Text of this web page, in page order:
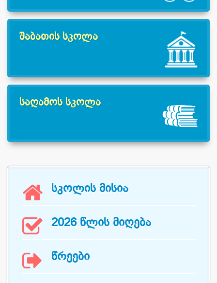
შაბათის სკოლა
საღამოს სკოლა
 სკოლის მისია
 2026 წლის მიღება
 წრეები